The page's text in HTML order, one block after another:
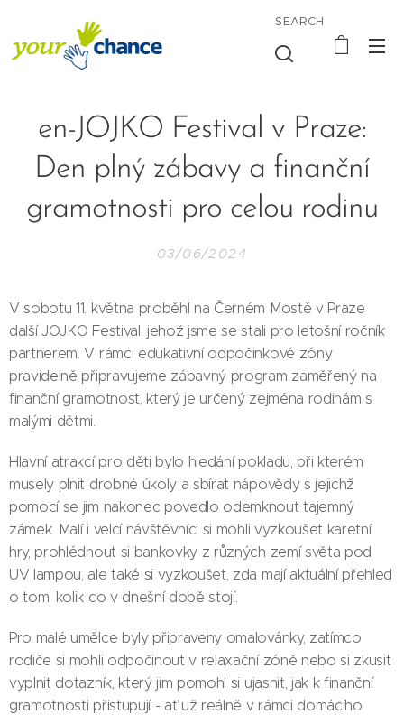
SEARCH
en-JOJKO Festival v Praze:
Den plný zábavy a finanční
gramotnosti pro celou rodinu
03/06/2024
V sobotu 11. května proběhl na Černém Mostě v Praze
další JOJKO Festival, jehož jsme se stali pro letošní ročník
partnerem. V rámci edukativní odpočinkové zóny
pravidelně připravujeme zábavný program zaměřený na
finanční gramotnost, který je určený zejména rodinám s
malými dětmi.
Hlavní atrakcí pro děti bylo hledání pokladu, při kterém
musely plnit drobné úkoly a sbírat nápovědy s jejichž
pomocí se jim nakonec povedlo odemknout tajemný
zámek. Malí i velcí návštěvníci si mohli vyzkoušet karetní
hry, prohlédnout si bankovky z různých zemí světa pod
UV lampou, ale také si vyzkoušet, zda mají aktuální přehled
o tom, kolik co v dnešní době stojí.
Pro malé umělce byly připraveny omalovánky, zatímco
rodiče si mohli odpočinout v relaxační zóně nebo si zkusit
vyplnit dotazník, který jim pomohl si ujasnit, jak k finanční
gramotnosti přistupují - ať už reálně v rámci domácího